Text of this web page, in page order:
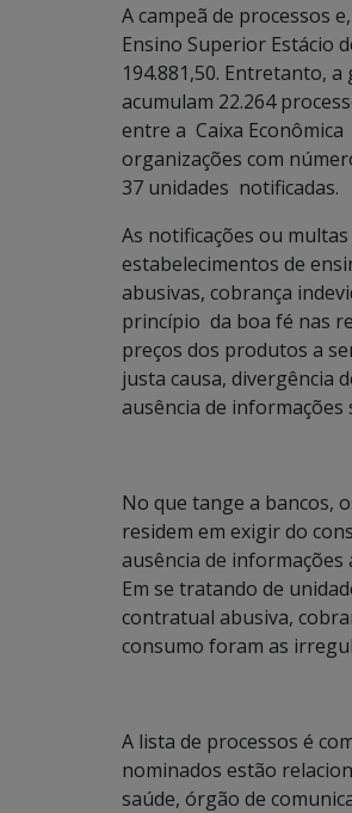
A campeã de processos
Ensino Superior Estácio
194.881,50. Entretanto,
acumulam 22.264
entre a Caixa
organizações com
37 unidades notificadas.
As notificações ou
estabelecimentos de
abusivas, cobrança
princípio da boa fé nas
preços dos produtos a
justa causa, divergência
ausência de
No que tange a bancos,
residem em exigir do
ausência de informações
Em se tratando de
contratual abusiva,
consumo foram as
A lista de processos é
nominados estão
saúde, órgão de